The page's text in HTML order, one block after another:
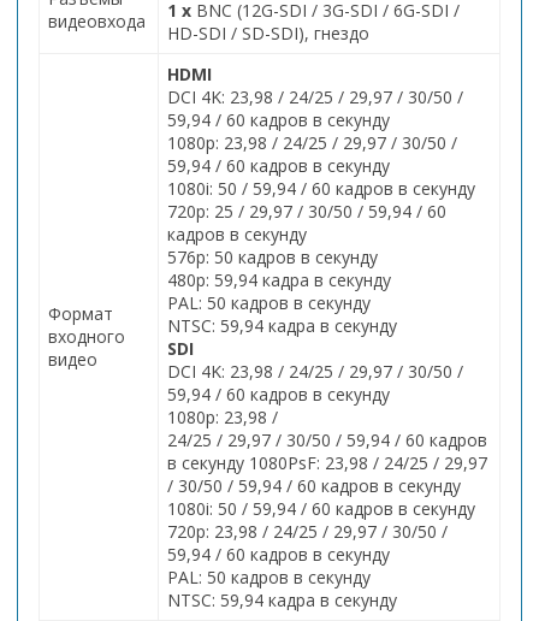
видеовхода
1 x BNC (12G-SDI / 3G-SDI / 6G-SDI /
HD-SDI / SD-SDI), гнездо
Формат
входного
видео
HDMI
DCI 4K: 23,98 / 24/25 / 29,97 / 30/50 /
59,94 / 60 кадров в секунду
1080p: 23,98 / 24/25 / 29,97 / 30/50 /
59,94 / 60 кадров в секунду
1080i: 50 / 59,94 / 60 кадров в секунду
720p: 25 / 29,97 / 30/50 / 59,94 / 60
кадров в секунду
576p: 50 кадров в секунду
480p: 59,94 кадра в секунду
PAL: 50 кадров в секунду
NTSC: 59,94 кадра в секунду
SDI
DCI 4K: 23,98 / 24/25 / 29,97 / 30/50 /
59,94 / 60 кадров в секунду
1080p: 23,98 /
24/25 / 29,97 / 30/50 / 59,94 / 60 кадров
в секунду 1080PsF: 23,98 / 24/25 / 29,97
/ 30/50 / 59,94 / 60 кадров в секунду
1080i: 50 / 59,94 / 60 кадров в секунду
720p: 23,98 / 24/25 / 29,97 / 30/50 /
59,94 / 60 кадров в секунду
PAL: 50 кадров в секунду
NTSC: 59,94 кадра в секунду